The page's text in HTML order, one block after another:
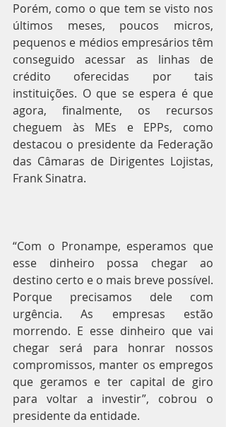
Porém, como o que tem se visto nos
últimos meses, poucos micros,
pequenos e médios empresários têm
conseguido acessar as linhas de
crédito oferecidas por tais
instituições. O que se espera é que
agora, finalmente, os recursos
cheguem às MEs e EPPs, como
destacou o presidente da Federação
das Câmaras de Dirigentes Lojistas,
Frank Sinatra.
“Com o Pronampe, esperamos que
esse dinheiro possa chegar ao
destino certo e o mais breve possível.
Porque precisamos dele com
urgência. As empresas estão
morrendo. E esse dinheiro que vai
chegar será para honrar nossos
compromissos, manter os empregos
que geramos e ter capital de giro
para voltar a investir”, cobrou o
presidente da entidade.